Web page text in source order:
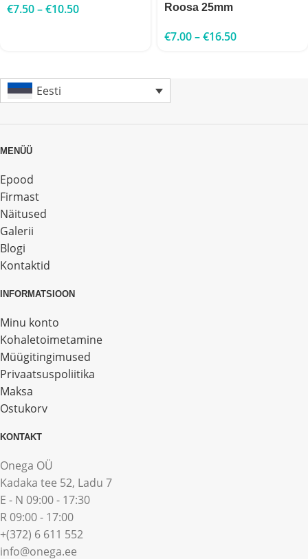
€7.50–€10.50
Roosa 25mm
€7.00–€16.50
Eesti
MENÜÜ
Epood
Firmast
Näitused
Galerii
Blogi
Kontaktid
INFORMATSIOON
Minu konto
Kohaletoimetamine
Müügitingimused
Privaatsuspoliitika
Maksa
Ostukorv
KONTAKT
Onega OÜ
Kadaka tee 52, Ladu 7
E - N 09:00 - 17:30
R 09:00 - 17:00
+(372) 6 611 552
info@onega.ee